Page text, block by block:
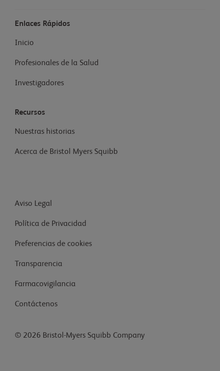
Enlaces Rápidos
Inicio
Profesionales de la Salud
Investigadores
Recursos
Nuestras historias
Acerca de Bristol Myers Squibb
Aviso Legal
Política de Privacidad
Preferencias de cookies
Transparencia
Farmacovigilancia
Contáctenos
© 2026 Bristol-Myers Squibb Company